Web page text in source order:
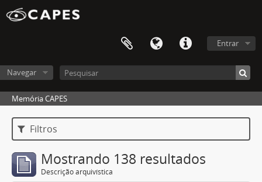
Entrar
Navegar
Memória CAPES
Filtros
Mostrando 138 resultados
Descrição arquivística